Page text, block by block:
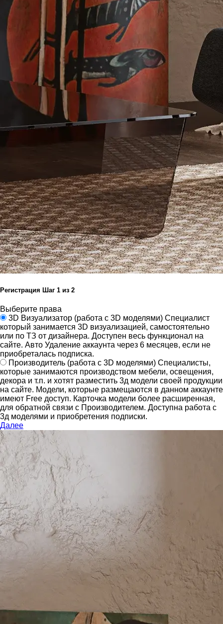
Регистрация Шаг 1 из 2
Выберите права
3D Визуализатор (работа с 3D моделями) Специалист
который занимается 3D визуализацией, самостоятельно
или по ТЗ от дизайнера. Доступен весь функционал на
сайте. Авто Удаление аккаунта через 6 месяцев, если не
приобреталась подписка.
Производитель (работа с 3D моделями) Специалисты,
которые занимаются производством мебели, освещения,
декора и т.п. и хотят разместить 3д модели своей продукции
на сайте. Модели, которые размещаются в данном аккаунте
имеют Free доступ. Карточка модели более расширенная,
для обратной связи с Производителем. Доступна работа с
3д моделями и приобретения подписки.
Далее